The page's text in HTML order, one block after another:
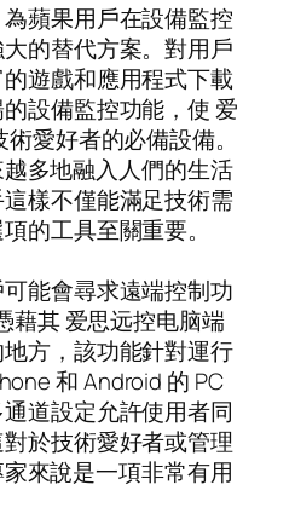
蘋果用戶在設備監控
的替代方案。對用戶
遊戲和應用程式下載
設備監控功能，使 爱
愛好者的必備設備。
多地融入人們的生活
樣不僅能滿足技術需
的工具至關重要。
能會尋求遠端控制功
藉其 爱思远控电脑端
方，該功能針對運行
和 Android 的 PC
道設定允許使用者同
於技術愛好者或管理
來說是一項非常有用